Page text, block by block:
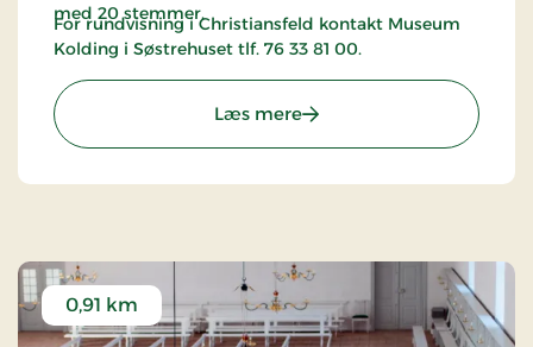
med 20 stemmer.
For rundvisning i Christiansfeld kontakt Museum
Kolding i Søstrehuset tlf. 76 33 81 00.
Læs mere: Brødremenighedens
0,91 km